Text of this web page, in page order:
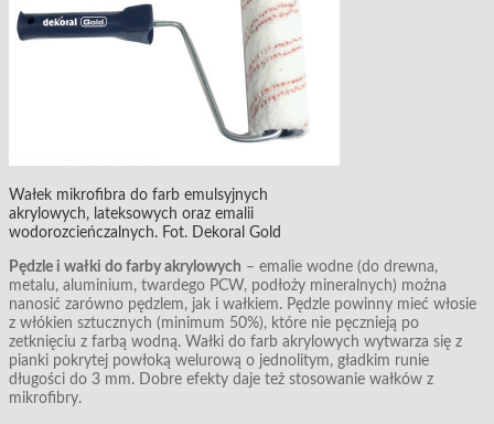
Wałek mikrofibra do farb emulsyjnych
akrylowych, lateksowych oraz emalii
wodorozcieńczalnych. Fot. Dekoral Gold
Pędzle i wałki do farby akrylowych – emalie wodne (do drewna,
metalu, aluminium, twardego PCW, podłoży mineralnych) można
nanosić zarówno pędzlem, jak i wałkiem. Pędzle powinny mieć włosie
z włókien sztucznych (minimum 50%), które nie pęcznieją po
zetknięciu z farbą wodną. Wałki do farb akrylowych wytwarza się z
pianki pokrytej powłoką welurową o jednolitym, gładkim runie
długości do 3 mm. Dobre efekty daje też stosowanie wałków z
mikrofibry.